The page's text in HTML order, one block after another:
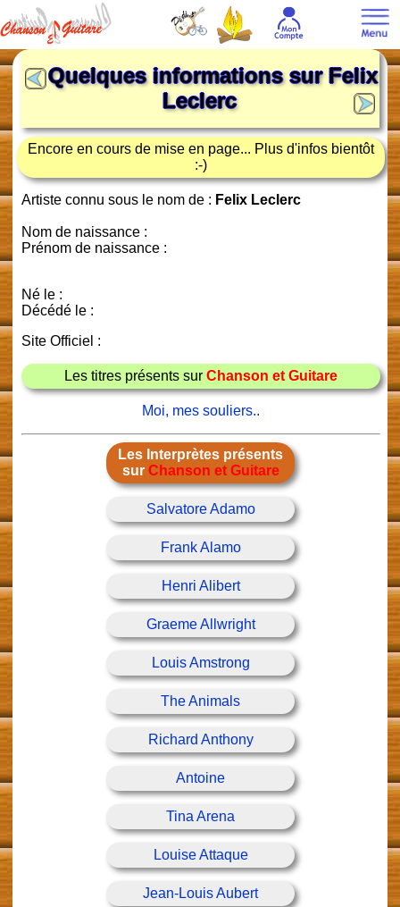
Quelques informations surFelix
Leclerc
Encore en cours de mise en page... Plus d'infos bientôt
:-)
Artiste connu sous le nom de : Felix Leclerc
Nom de naissance :
Prénom de naissance :
Né le :
Décédé le :
Site Officiel :
Les titres présents sur Chanson et Guitare
Moi, mes souliers..
Les Interprètes présents
sur Chanson et Guitare
Salvatore Adamo
Frank Alamo
Henri Alibert
Graeme Allwright
Louis Amstrong
The Animals
Richard Anthony
Antoine
Tina Arena
Louise Attaque
Jean-Louis Aubert